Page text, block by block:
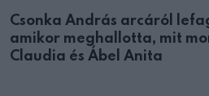
Csonka András arcáról
amikor meghallotta, mit
Claudia és Ábel Anita